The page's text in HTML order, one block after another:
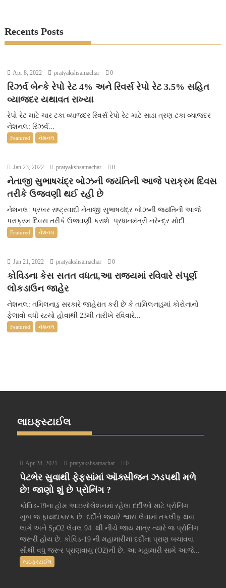
Recents Posts
Apr 8, 2022 pratyakshsamachar 0
રિઝર્વ બેન્કે રેપો રેટ 4% અને રિવર્સ રેપો રેટ 3.5% સહિત
વ્યાજદર યથાવત રાખ્યા
રેપો રેટ માટે ચાર ટકા વ્યાજદર રિવર્સ રેપો રેટ માટે સાડા ત્રણ ટકા વ્યાજદર
નેશનલ: રિઝર્વ...
Featured નેશનલ
Jan 23, 2022 pratyakshsamachar 0
નેતાજી સુભાષચંદ્ર બોઝની જયંતિની આજે પરાક્રમ દિવસ
તરીકે ઉજવણી થઈ રહી છે
નેશનલ: પ્રખર રાષ્ટ્રવાદી નેતાજી સુભાષચંદ્ર બોઝની જયંતિની આજે
પરાક્રમ દિવસ તરીકે ઉજવણી કરાશે. પ્રધાનમંત્રી નરેન્દ્ર મોદી...
Featured નેશનલ
Jan 21, 2022 pratyakshsamachar 0
કોવિડના કેસ સતત વધતા,આ રાજ્યમાં રવિવારે સંપૂર્ણ
લોકડાઉન જાહેર
નેશનલ: તમિલનાડુ સરકારે જાહેરાત કરી છે કે તામિલનાડુમાં કોરોનાનો
ફેલાવો વધી રહ્યો હોવાથી 23મી તારીખે રવિવારે...
Featured નેશનલ
લાઇફસ્ટાઈલ
Apr 28, 2021 pratyakshsamachar 0
પેટભેર સુવાથી ફેફસાંમાં ઑક્સીજન ઝડપથી મળે
છે! જાણો શું છે પ્રોનિંગ ?
કોવિડ-19ના હોમ આઇસોલેશનમાં રહેલા દર્દીઓ માટે પ્રોનિંગ
ખુબ જ ફાયદાકારક છે. દર્દીને જ્યારે શ્વાસ લેવામાં તકલીફ થવા
લાગે અને SpO2 લેવલ 94 થી નીચે જાય માત્ર ત્યારે જ પ્રોનિંગ
જરૂરી હોય છે. કોવિડ-19 ની મહામારીમાં દર્દીના પ્રાણ બચાવવા
સૌથી વધુ જરૂર પ્રાણવાયુ (O2)ની છે. આ મહામારી સામે આજે...
લાઇફસ્ટાઈલ